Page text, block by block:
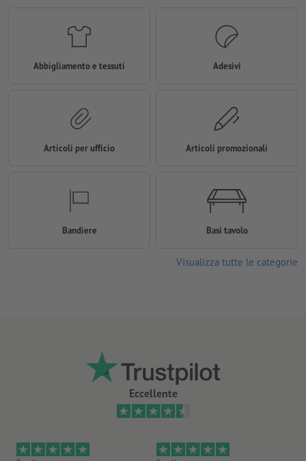
Eccellente
Abbigliamento e tessuti Adesivi
Articoli per ufficio Articoli promozionali
Bandiere Basi tavolo
Visualizza tutte le categorie